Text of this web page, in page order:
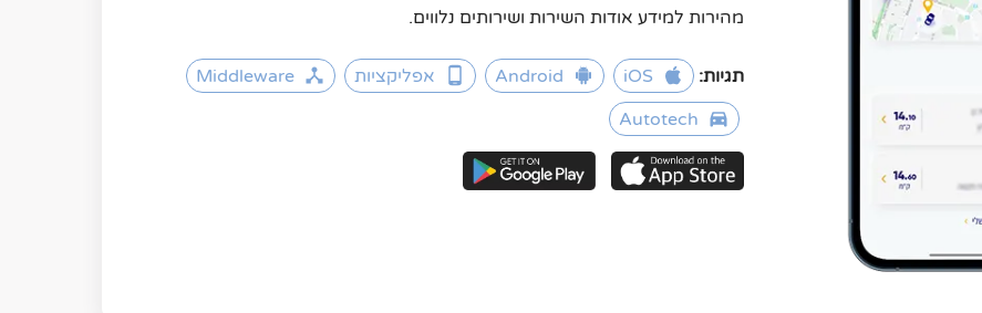
מהירות למידע אודות השירות ושירותים נלווים.
תגיות: אפליקציות